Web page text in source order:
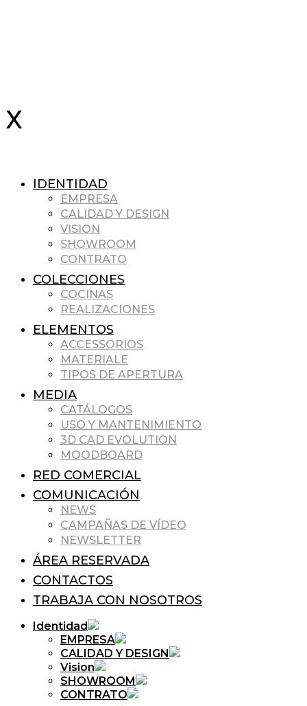
IDENTIDAD
EMPRESA
CALIDAD Y DESIGN
VISION
SHOWROOM
CONTRATO
COLECCIONES
COCINAS
REALIZACIONES
ELEMENTOS
ACCESSORIOS
MATERIALE
TIPOS DE APERTURA
MEDIA
CATÁLOGOS
USO Y MANTENIMIENTO
3D CAD EVOLUTION
MOODBOARD
RED COMERCIAL
COMUNICACIÓN
NEWS
CAMPAÑAS DE VÍDEO
NEWSLETTER
ÁREA RESERVADA
CONTACTOS
TRABAJA CON NOSOTROS
Identidad
EMPRESA
CALIDAD Y DESIGN
Vision
SHOWROOM
CONTRATO